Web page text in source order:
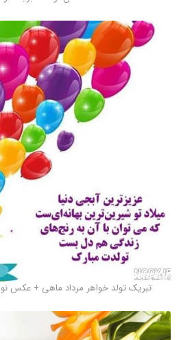
تبریک تولد خواهر مرداد ماهی + عکس